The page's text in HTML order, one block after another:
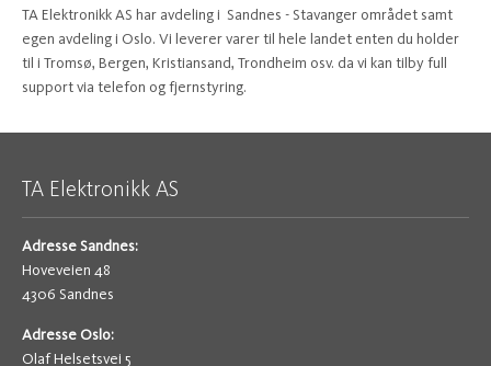
TA Elektronikk AS har avdeling i Sandnes - Stavanger området samt
egen avdeling i Oslo. Vi leverer varer til hele landet enten du holder
til i Tromsø, Bergen, Kristiansand, Trondheim osv. da vi kan tilby full
support via telefon og fjernstyring.
TA Elektronikk AS
Adresse Sandnes:
Hoveveien 48
4306 Sandnes
Adresse Oslo:
Olaf Helsetsvei 5